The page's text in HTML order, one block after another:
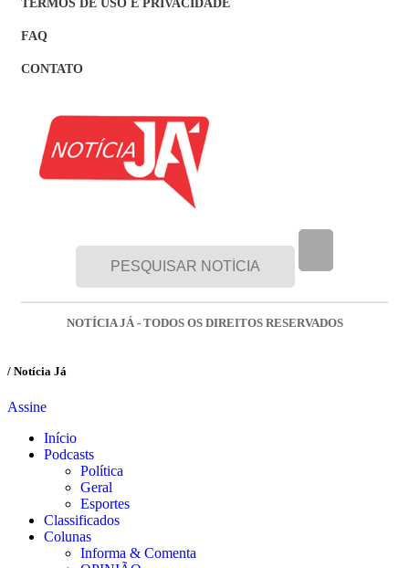
FAQ
CONTATO
NOTÍCIA JÁ - TODOS OS DIREITOS RESERVADOS
/ Notícia Já
Assine
Início
Podcasts
Política
Geral
Esportes
Classificados
Colunas
Informa & Comenta